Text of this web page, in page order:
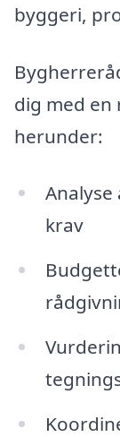
byggeri,
dig med
herunder:
krav